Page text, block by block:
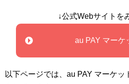
↓公式Webサイトを
au PAY マーケ
以下ページでは、au PAY マーケ